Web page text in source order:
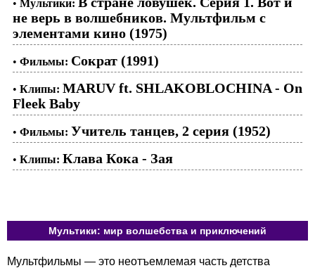
• Мультики:
не верь в волшебников. Мультфильм с
элементами кино (1975)
• Фильмы: Сократ (1991)
• Клипы: MARUV ft. SHLAKOBLOCHINA - On
Fleek Baby
• Фильмы: Учитель танцев, 2 серия (1952)
• Клипы: Клава Кока - Зая
Мультики: мир волшебства и приключений
Мультфильмы — это неотъемлемая часть детства